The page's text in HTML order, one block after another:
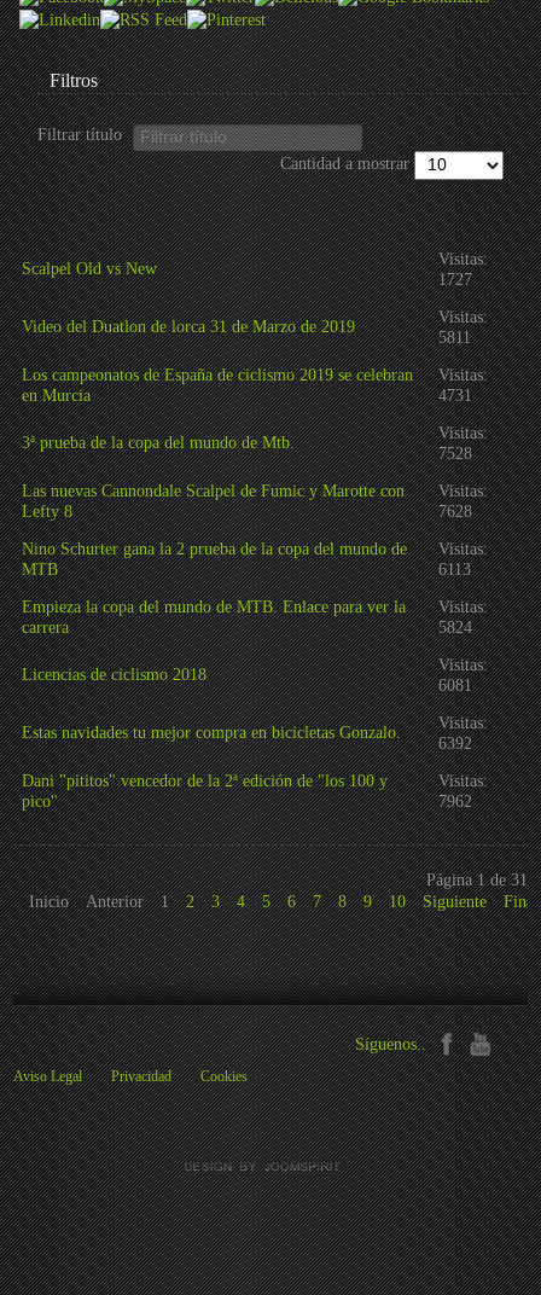
Filtros
Filtrar título
Cantidad a mostrar
Scalpel Old vs New
Visitas:
1727
Video del Duatlon de lorca 31 de Marzo de 2019
Visitas:
5811
Los campeonatos de España de ciclismo 2019 se celebran
en Murcia
Visitas:
4731
3ª prueba de la copa del mundo de Mtb.
Visitas:
7528
Las nuevas Cannondale Scalpel de Fumic y Marotte con
Lefty 8
Visitas:
7628
Nino Schurter gana la 2 prueba de la copa del mundo de
MTB
Visitas:
6113
Empieza la copa del mundo de MTB. Enlace para ver la
carrera
Visitas:
5824
Licencias de ciclismo 2018
Visitas:
6081
Estas navidades tu mejor compra en bicicletas Gonzalo.
Visitas:
6392
Dani "pititos" vencedor de la 2ª edición de "los 100 y
pico"
Visitas:
7962
Página 1 de 31
Inicio
Anterior 1 2 3 4 5 6 7 8 9 10 Siguiente Final
Síguenos..
Aviso Legal Privacidad Cookies